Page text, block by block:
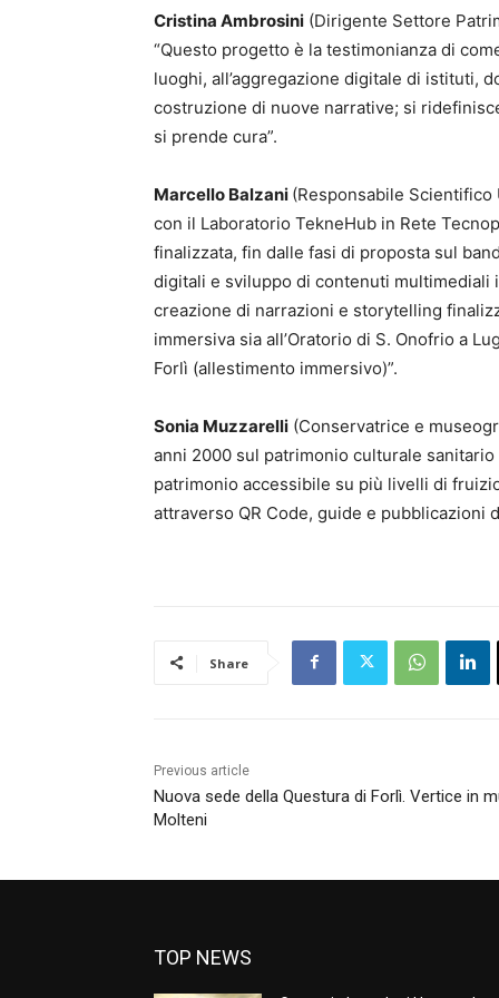
Cristina Ambrosini (Dirigente Settore
“Questo progetto è la testimonianza di
luoghi, all’aggregazione digitale di istituti,
costruzione di nuove narrative; si
si prende cura”.
Marcello Balzani (Responsabile
con il Laboratorio TekneHub in Rete
finalizzata, fin dalle fasi di proposta sul
digitali e sviluppo di contenuti multimediali
creazione di narrazioni e storytelling
immersiva sia all’Oratorio di S. Onofrio a
Forlì (allestimento immersivo)”.
Sonia Muzzarelli (Conservatrice e
anni 2000 sul patrimonio culturale
patrimonio accessibile su più livelli di
attraverso QR Code, guide e pubblicazioni
Share
Previous article
Nuova sede della Questura di Forlì. Vertice in
Molteni
TOP NEWS